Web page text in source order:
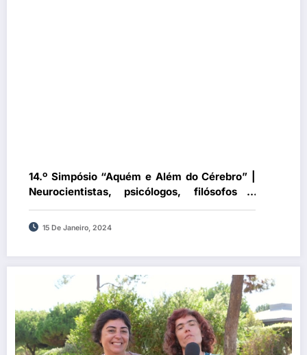
14.º Simpósio “Aquém e Além do Cérebro” |
Neurocientistas, psicólogos, filósofos e
artistas debatem a criatividade
15 De Janeiro, 2024